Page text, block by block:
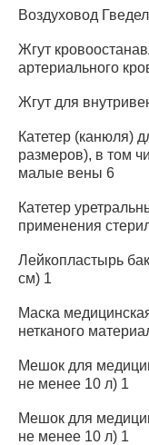
Воздуховод
Жгут
артериального
Жгут для
Катетер (канюля)
размеров), в том
малые вены 6
Катетер
применения
Лейкопластырь
см) 1
Маска
нетканого
Мешок для
не менее 10 л) 1
Мешок для
не менее 10 л) 1